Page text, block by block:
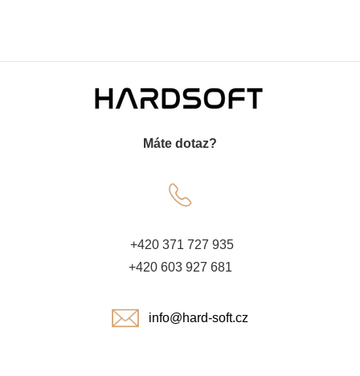
Máte dotaz?
+420 371 727 935
+420 603 927 681
info@hard-soft.cz